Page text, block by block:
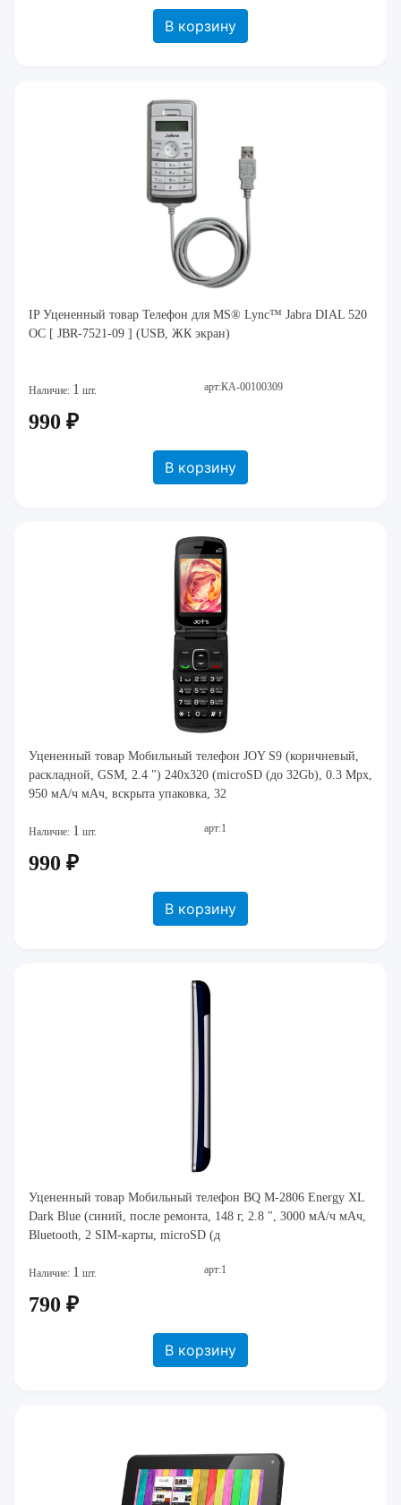
В корзину
IP Уцененный товар Телефон для MS® Lync™ Jabra DIAL 520
OC [ JBR-7521-09 ] (USB, ЖК экран)
Наличие: 1 шт. арт:КА-00100309
990 ₽
В корзину
Уцененный товар Мобильный телефон JOY S9 (коричневый,
раскладной, GSM, 2.4 ") 240х320 (microSD (до 32Gb), 0.3 Mpx,
950 мА/ч мAч, вскрыта упаковка, 32
Наличие: 1 шт. арт:1
990 ₽
В корзину
Уцененный товар Мобильный телефон BQ M-2806 Energy XL
Dark Blue (синий, после ремонта, 148 г, 2.8 ", 3000 мА/ч мAч,
Bluetooth, 2 SIM-карты, microSD (д
Наличие: 1 шт. арт:1
790 ₽
В корзину